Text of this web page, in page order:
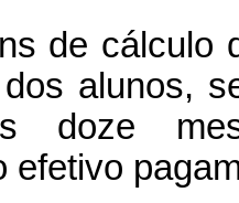
de cálculo
alunos,
doze
efetivo